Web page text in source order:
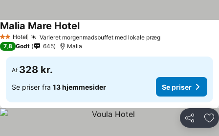
2 Stjerner
Hotel Varieret morgenmadsbuffet med lokale præg
Malia Mare Hotel
7,8 Godt 645 Malia
Af 328 kr.
Se priser fra 13 hjemmesider Se priser
Del